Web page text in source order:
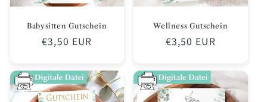
Babysitten Gutschein
Normaler
€3,50 EUR
Wellness Gutschein
Normaler
€3,50 EUR